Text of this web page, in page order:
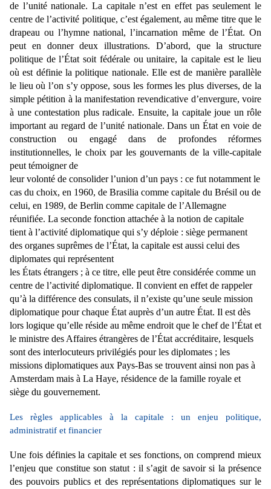
de l’unité nationale. La capitale n’est en effet pas seulement le
centre de l’activité politique, c’est également, au même titre que le
drapeau ou l’hymne national, l’incarnation même de l’État. On
peut en donner deux illustrations. D’abord, que la structure
politique de l’État soit fédérale ou unitaire, la capitale est le lieu
où est définie la politique nationale. Elle est de manière parallèle
le lieu où l’on s’y oppose, sous les formes les plus diverses, de la
simple pétition à la manifestation revendicative d’envergure, voire
à une contestation plus radicale. Ensuite, la capitale joue un rôle
important au regard de l’unité nationale. Dans un État en voie de
construction ou engagé dans de
profondes réformes
institutionnelles, le choix par les gouvernants de la ville-capitale
peut témoigner de
leur volonté de consolider l’union d’un pays : ce fut notamment le
cas du choix, en 1960, de Brasilia comme capitale du Brésil ou de
celui, en 1989, de Berlin comme capitale de l’Allemagne
réunifiée. La seconde fonction attachée à la notion de capitale
tient à l’activité diplomatique qui s’y déploie : siège permanent
des organes suprêmes de l’État, la capitale est aussi celui des
diplomates qui représentent
les États étrangers ; à ce titre, elle peut être considérée comme un
centre de l’activité diplomatique. Il convient en effet de rappeler
qu’à la différence des consulats, il n’existe qu’une seule mission
diplomatique pour chaque État auprès d’un autre État. Il est dès
lors logique qu’elle réside au même endroit que le chef de l’État et
le ministre des Affaires étrangères de l’État accréditaire, lesquels
sont des interlocuteurs privilégiés pour les diplomates ; les
missions diplomatiques aux Pays-Bas se trouvent ainsi non pas à
Amsterdam mais à La Haye, résidence de la famille royale et
siège du gouvernement.
Les règles applicables à la capitale : un enjeu politique,
administratif et financier
Une fois définies la capitale et ses fonctions, on comprend mieux
l’enjeu que constitue son statut : il s’agit de savoir si la présence
des pouvoirs publics et des représentations diplomatiques sur le